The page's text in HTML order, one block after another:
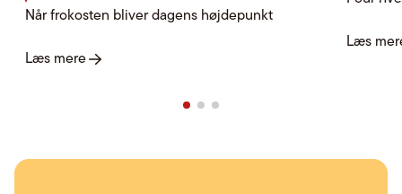
Når frokosten bliver dagens højdepunkt
Læs mere
Læs